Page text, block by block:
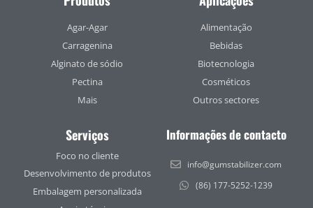
Agar-Agar
Carragenina
Alginato de sódio
Pectina
Mais
Alimentação
Bebidas
Biotecnologia
Cosméticos
Outros sectores
Serviços
Foco no cliente
Desenvolvimento de produtos
Embalagem personalizada
Informações de contacto
info@gumstabilizer.com
(86) 177-5252-1239